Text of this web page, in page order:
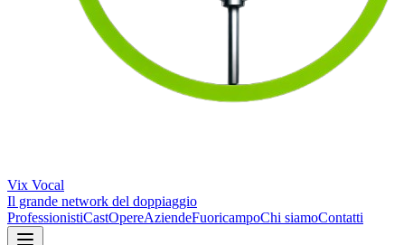
Vix Vocal
Il grande network del doppiaggio
ProfessionistiCastOpereAziendeFuoricampoChi siamoContatti